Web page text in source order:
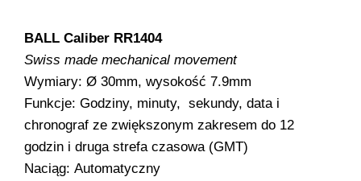
BALL Caliber RR1404
Swiss made mechanical movement
Wymiary: Ø 30mm, wysokość 7.9mm
Funkcje: Godziny, minuty, sekundy, data i
chronograf ze zwiększonym zakresem do 12
godzin i druga strefa czasowa (GMT)
Naciąg: Automatyczny